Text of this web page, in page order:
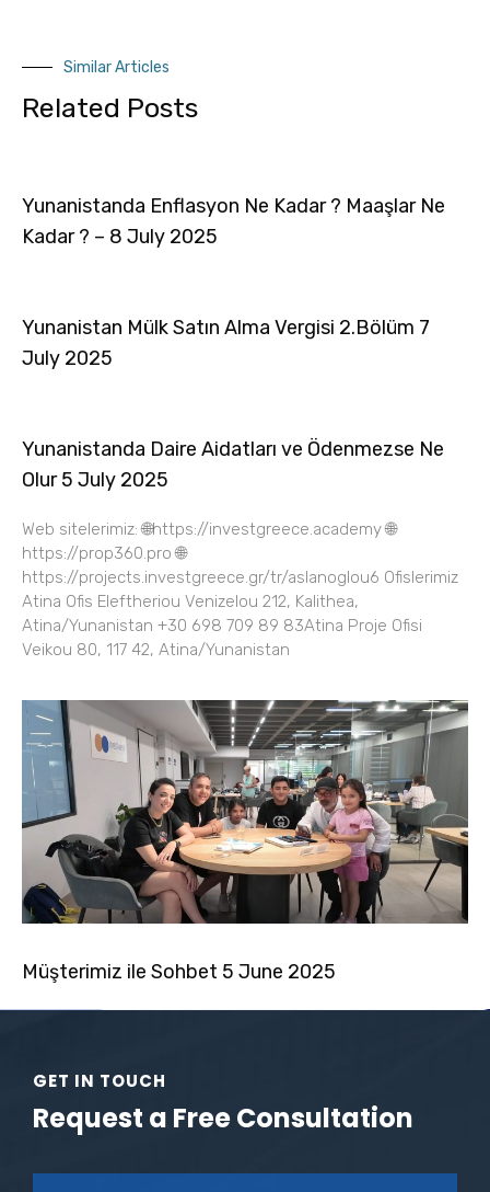
Similar Articles
Related Posts
Yunanistanda Enflasyon Ne Kadar ? Maaşlar Ne
Kadar ? – 8 July 2025
Yunanistan Mülk Satın Alma Vergisi 2.Bölüm 7
July 2025
Yunanistanda Daire Aidatları ve Ödenmezse Ne
Olur 5 July 2025
Web sitelerimiz: 🌐https://investgreece.academy 🌐
https://prop360.pro 🌐
https://projects.investgreece.gr/tr/aslanoglou6 Ofislerimiz
Atina Ofis Eleftheriou Venizelou 212, Kalithea,
Atina/Yunanistan +30 698 709 89 83Atina Proje Ofisi
Veikou 80, 117 42, Atina/Yunanistan
Müşterimiz ile Sohbet 5 June 2025
GET IN TOUCH
Request a Free Consultation